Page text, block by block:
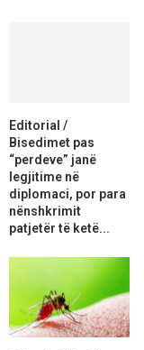
Editorial /
Bisedimet pas
“perdeve” janë
legjitime në
diplomaci, por para
nënshkrimit
patjetër të ketë...